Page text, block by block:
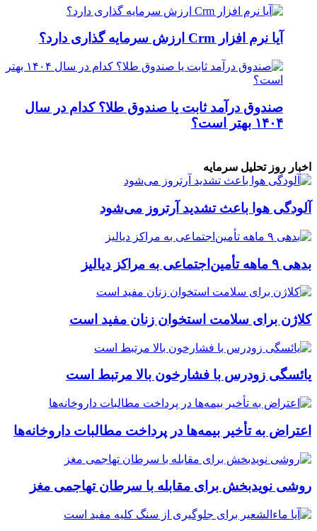
آیا نرم افزار Crm ارزش سرمایه گذاری دارد؟
صندوق درآمد ثابت یا صندوق طلا؟ کدام در سال
۱۴۰۴ بهتر است؟
اخبار روز تحلیل سرمایه
آلودگی هوا باعث تشدید آرتروز می‌شود
بدهی ۹ ماهه تأمین‌اجتماعی به مراکز دیالیز
کلاژن برای سلامت استخوان زنان مفید است
یائسگی زودرس با فشارخون بالا مرتبط است
اعتراض به تأخیر بیمه‌ها در پرداخت مطالبات داروخانه‌ها
روشی نویدبخش برای مقابله با سرطان تهاجمی مغز